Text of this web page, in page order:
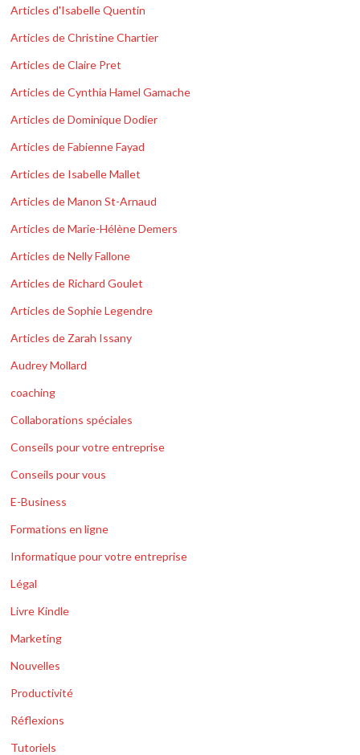
Articles d'Isabelle Quentin
Articles de Christine Chartier
Articles de Claire Pret
Articles de Cynthia Hamel Gamache
Articles de Dominique Dodier
Articles de Fabienne Fayad
Articles de Isabelle Mallet
Articles de Manon St-Arnaud
Articles de Marie-Hélène Demers
Articles de Nelly Fallone
Articles de Richard Goulet
Articles de Sophie Legendre
Articles de Zarah Issany
Audrey Mollard
coaching
Collaborations spéciales
Conseils pour votre entreprise
Conseils pour vous
E-Business
Formations en ligne
Informatique pour votre entreprise
Légal
Livre Kindle
Marketing
Nouvelles
Productivité
Réflexions
Tutoriels